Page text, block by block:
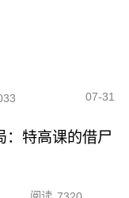
07-31
：特高课的借尸